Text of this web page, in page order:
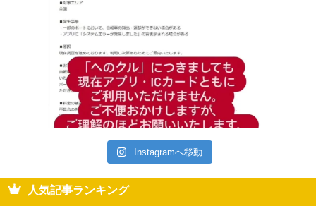
Instagramへ移動
人気記事ランキング